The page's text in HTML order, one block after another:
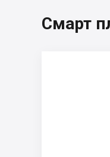
Смарт